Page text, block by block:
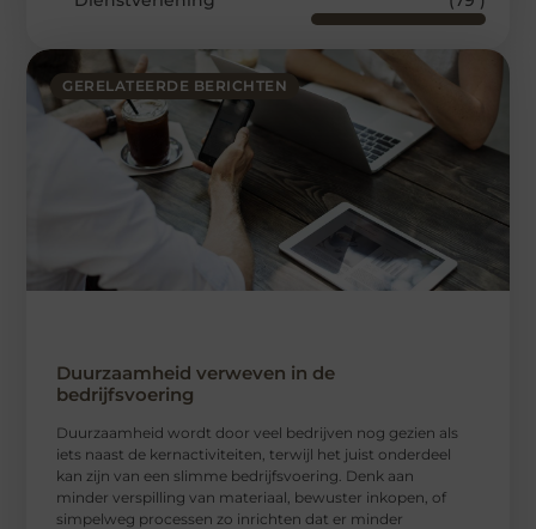
GERELATEERDE BERICHTEN
Duurzaamheid verweven in de
bedrijfsvoering
Duurzaamheid wordt door veel bedrijven nog gezien als
iets naast de kernactiviteiten, terwijl het juist onderdeel
kan zijn van een slimme bedrijfsvoering. Denk aan
minder verspilling van materiaal, bewuster inkopen, of
simpelweg processen zo inrichten dat er minder